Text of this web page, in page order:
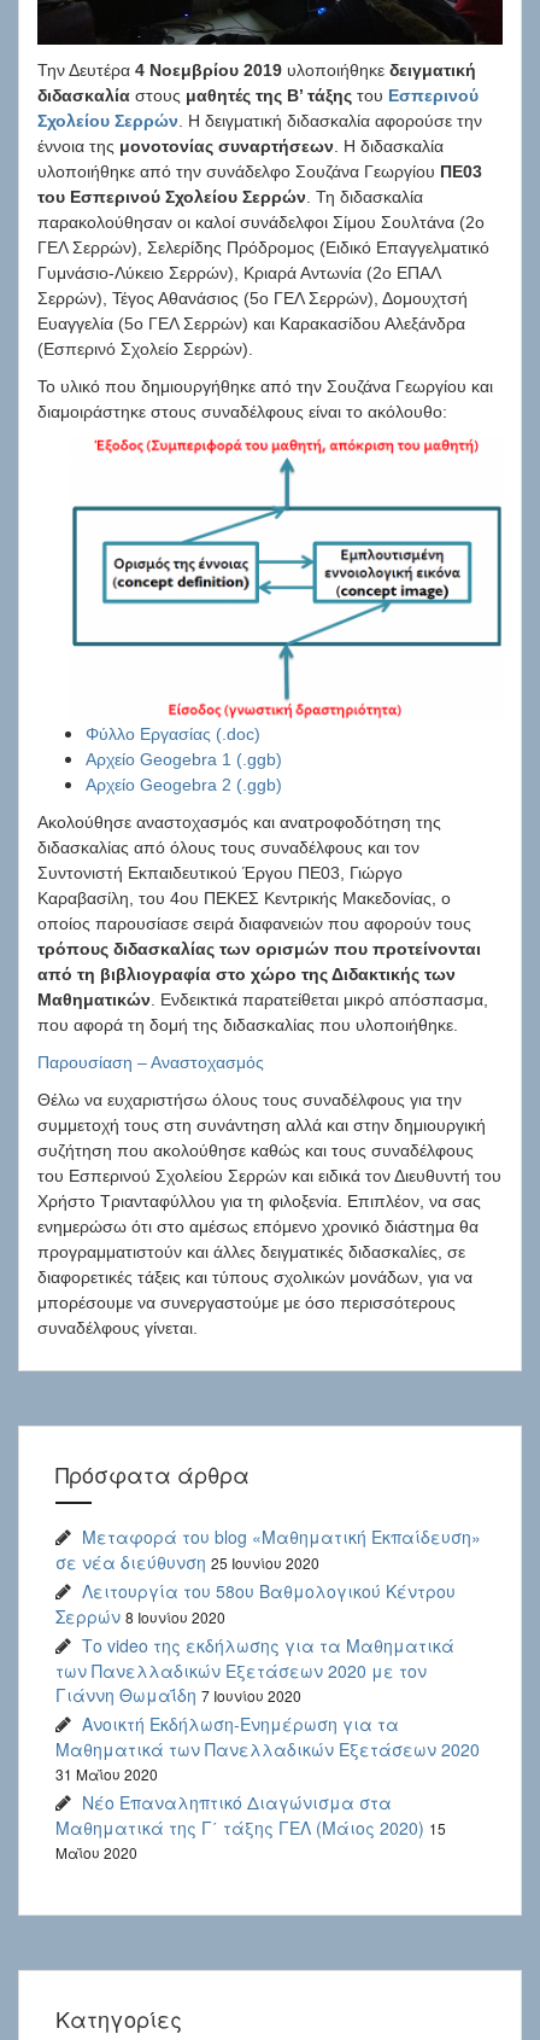
Την Δευτέρα 4 Νοεμβρίου 2019 υλοποιήθηκε δειγματική
διδασκαλία στους μαθητές της Β’ τάξης του Εσπερινού
Σχολείου Σερρών . Η δειγματική διδασκαλία αφορούσε την
έννοια της μονοτονίας συναρτήσεων . Η διδασκαλία
υλοποιήθηκε από την συνάδελφο Σουζάνα Γεωργίου ΠΕ03
του Εσπερινού Σχολείου Σερρών . Τη διδασκαλία
παρακολούθησαν οι καλοί συνάδελφοι Σίμου Σουλτάνα (2ο
ΓΕΛ Σερρών), Σελερίδης Πρόδρομος (Ειδικό Επαγγελματικό
Γυμνάσιο-Λύκειο Σερρών), Κριαρά Αντωνία (2ο ΕΠΑΛ
Σερρών), Τέγος Αθανάσιος (5ο ΓΕΛ Σερρών), Δομουχτσή
Ευαγγελία (5ο ΓΕΛ Σερρών) και Καρακασίδου Αλεξάνδρα
(Εσπερινό Σχολείο Σερρών).
Το υλικό που δημιουργήθηκε από την Σουζάνα Γεωργίου και
διαμοιράστηκε στους συναδέλφους είναι το ακόλουθο:
Φύλλο Εργασίας (.doc)
Αρχείο Geogebra 1 (.ggb)
Αρχείο Geogebra 2 (.ggb)
Ακολούθησε αναστοχασμός και ανατροφοδότηση της
διδασκαλίας από όλους τους συναδέλφους και τον
Συντονιστή Εκπαιδευτικού Έργου ΠΕ03, Γιώργο
Καραβασίλη, του 4ου ΠΕΚΕΣ Κεντρικής Μακεδονίας, ο
οποίος παρουσίασε σειρά διαφανειών που αφορούν τους
τρόπους διδασκαλίας των ορισμών που προτείνονται
από τη βιβλιογραφία στο χώρο της Διδακτικής των
Μαθηματικών . Ενδεικτικά παρατείθεται μικρό απόσπασμα,
που αφορά τη δομή της διδασκαλίας που υλοποιήθηκε.
Παρουσίαση – Αναστοχασμός
Θέλω να ευχαριστήσω όλους τους συναδέλφους για την
συμμετοχή τους στη συνάντηση αλλά και στην δημιουργική
συζήτηση που ακολούθησε καθώς και τους συναδέλφους
του Εσπερινού Σχολείου Σερρών και ειδικά τον Διευθυντή του
Χρήστο Τριανταφύλλου για τη φιλοξενία. Επιπλέον, να σας
ενημερώσω ότι στο αμέσως επόμενο χρονικό διάστημα θα
προγραμματιστούν και άλλες δειγματικές διδασκαλίες, σε
διαφορετικές τάξεις και τύπους σχολικών μονάδων, για να
μπορέσουμε να συνεργαστούμε με όσο περισσότερους
συναδέλφους γίνεται.
Πρόσφατα άρθρα
Μεταφορά του blog «Μαθηματική Εκπαίδευση»
σε νέα διεύθυνση 25 Ιουνίου 2020
Λειτουργία του 58ου Βαθμολογικού Κέντρου
Σερρών 8 Ιουνίου 2020
Το video της εκδήλωσης για τα Μαθηματικά
των Πανελλαδικών Εξετάσεων 2020 με τον
Γιάννη Θωμαΐδη 7 Ιουνίου 2020
Ανοικτή Εκδήλωση-Ενημέρωση για τα
Μαθηματικά των Πανελλαδικών Εξετάσεων 2020
31 Μαΐου 2020
Νέο Επαναληπτικό Διαγώνισμα στα
Μαθηματικά της Γ΄ τάξης ΓΕΛ (Μάιος 2020) 15
Μαΐου 2020
Kατηγορίες